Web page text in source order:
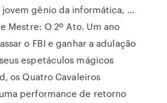
jovem gênio da informática, …
Mestre: O 2º Ato. Um ano
o FBI e ganhar a adulação
espetáculos mágicos
os Quatro Cavaleiros
performance de retorno